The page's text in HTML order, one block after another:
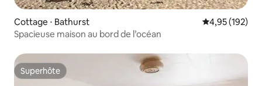
Cottage ⋅ Bathurst Évaluation
4,95 (192)
Spacieuse maison au bord de l’océan
Superhôte
Superhôte